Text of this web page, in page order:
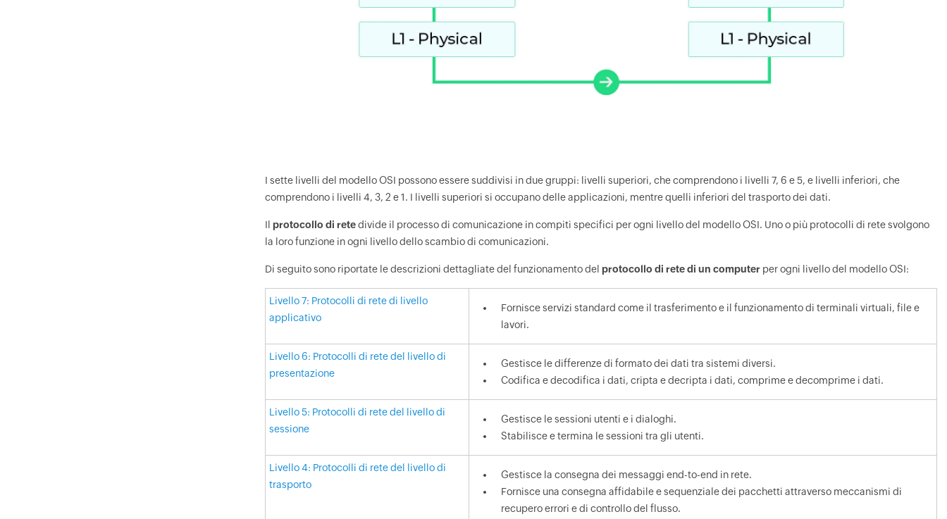
I sette livelli del modello OSI possono essere suddivisi in due gruppi: livelli superiori, che comprendono i livelli 7, 6 e 5, e livelli inferiori, che
comprendono i livelli 4, 3, 2 e 1. I livelli superiori si occupano delle applicazioni, mentre quelli inferiori del trasporto dei dati.
Ilprotocollo di retedivide il processo di comunicazione in compiti specifici per ogni livello del modello OSI. Uno o più protocolli di rete svolgono
la loro funzione in ogni livello dello scambio di comunicazioni.
Di seguito sono riportate le descrizioni dettagliate del funzionamento delprotocollo di rete di un computer per ogni livello del modello OSI:
Livello 7: Protocolli di rete di livello
applicativo
Fornisce servizi standard come il trasferimento e il funzionamento di terminali virtuali, file e
lavori.
Livello 6: Protocolli di rete del livello di
presentazione
Gestisce le differenze di formato dei dati tra sistemi diversi.
Codifica e decodifica i dati, cripta e decripta i dati, comprime e decomprime i dati.
Livello 5: Protocolli di rete del livello di
sessione
Gestisce le sessioni utenti e i dialoghi.
Stabilisce e termina le sessioni tra gli utenti.
Livello 4: Protocolli di rete del livello di
trasporto
Gestisce la consegna dei messaggi end-to-end in rete.
Fornisce una consegna affidabile e sequenziale dei pacchetti attraverso meccanismi di
recupero errori e di controllo del flusso.